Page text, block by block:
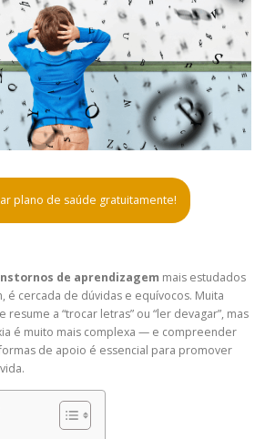
plano de saúde gratuitamente!
de aprendizagem mais estudados
é cercada de dúvidas e equívocos. Muita
a “trocar letras” ou “ler devagar”, mas
é muito mais complexa — e compreender
de apoio é essencial para promover